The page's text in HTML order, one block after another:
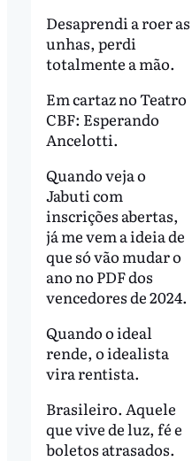
Desaprendi a roer as
unhas, perdi
totalmente a mão.
Em cartaz no Teatro
CBF: Esperando
Ancelotti.
Quando veja o
Jabuti com
inscrições abertas,
já me vem a ideia de
que só vão mudar o
ano no PDF dos
vencedores de 2024.
Quando o ideal
rende, o idealista
vira rentista.
Brasileiro. Aquele
que vive de luz, fé e
boletos atrasados.